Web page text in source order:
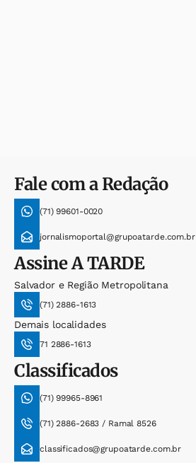
Fale com a Redação
(71) 99601-0020
jornalismoportal@grupoatarde.com.br
AssineA TARDE
Salvador e Região Metropolitana
(71) 2886-1613
Demais localidades
71 2886-1613
Classificados
(71) 99965-8961
(71) 2886-2683 / Ramal 8526
classificados@grupoatarde.com.br